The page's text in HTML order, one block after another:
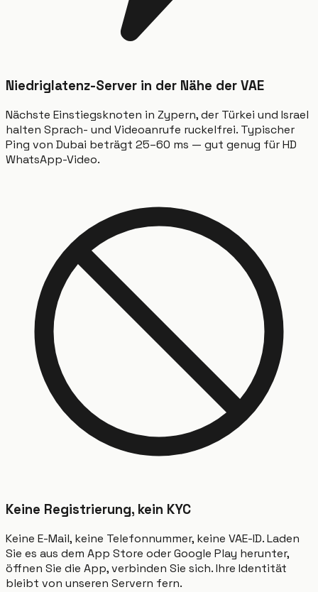
Niedriglatenz-Server in der Nähe der VAE
Nächste Einstiegsknoten in Zypern, der Türkei und Israel
halten Sprach- und Videoanrufe ruckelfrei. Typischer
Ping von Dubai beträgt 25–60 ms — gut genug für HD
WhatsApp-Video.
Keine Registrierung, kein KYC
Keine E-Mail, keine Telefonnummer, keine VAE-ID. Laden
Sie es aus dem App Store oder Google Play herunter,
öffnen Sie die App, verbinden Sie sich. Ihre Identität
bleibt von unseren Servern fern.